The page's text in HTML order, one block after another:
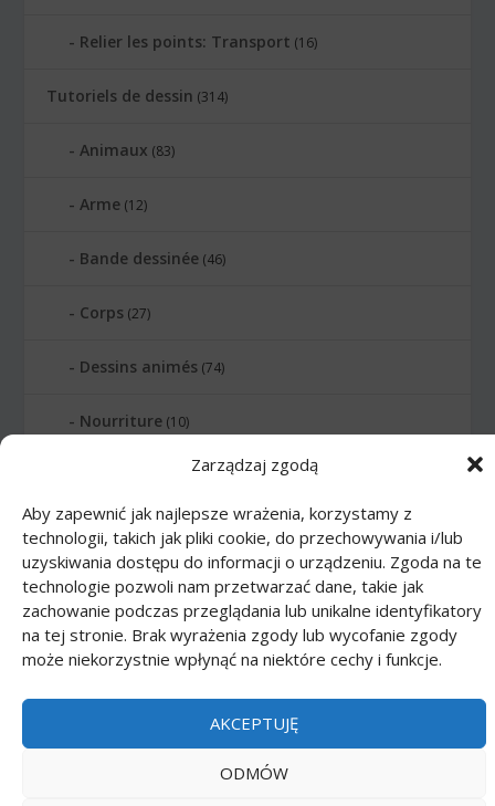
Zarządzaj zgodą
Aby zapewnić jak najlepsze wrażenia, korzystamy z
technologii, takich jak pliki cookie, do przechowywania i/lub
uzyskiwania dostępu do informacji o urządzeniu. Zgoda na te
technologie pozwoli nam przetwarzać dane, takie jak
zachowanie podczas przeglądania lub unikalne identyfikatory
na tej stronie. Brak wyrażenia zgody lub wycofanie zgody
może niekorzystnie wpłynąć na niektóre cechy i funkcje.
AKCEPTUJĘ
ODMÓW
Relier les points: Transport (16)
Tutoriels de dessin (314)
Animaux (83)
Arme (12)
Bande dessinée (46)
Corps (27)
Dessins animés (74)
Nourriture (10)
(62)
Printmania|Privacy policy PL|Privacy
policy EN|Privacy policy DE|Privacy policy
FR|Privacy policy ES|Privacy policy IT|
Contact us